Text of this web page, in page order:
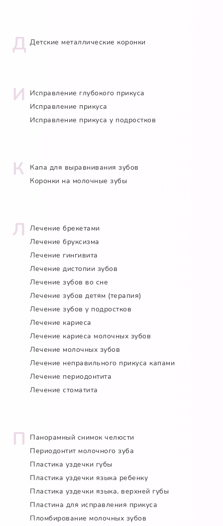
Д Детские металлические коронки
И
Исправление глубокого прикуса
Исправление прикуса
Исправление прикуса у подростков
К
Капа для выравнивания зубов
Коронки на молочные зубы
Л
Лечение брекетами
Лечение бруксизма
Лечение гингивита
Лечение дистопии зубов
Лечение зубов во сне
Лечение зубов детям (терапия)
Лечение зубов у подростков
Лечение кариеса
Лечение кариеса молочных зубов
Лечение молочных зубов
Лечение неправильного прикуса капами
Лечение периодонтита
Лечение стоматита
П
Панорамный снимок челюсти
Периодонтит молочного зуба
Пластика уздечки губы
Пластика уздечки языка ребенку
Пластика уздечки языка, верхней губы
Пластина для исправления прикуса
Пломбирование молочных зубов